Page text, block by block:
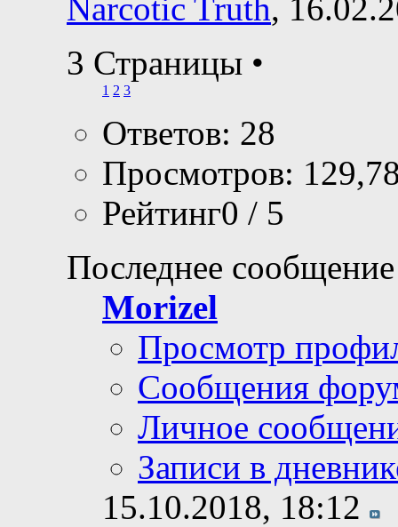
Narcotic Truth,
3 Страницы •
1 2 3
Ответов: 28
Просмотров:
Рейтинг0 / 5
Последнее
Morizel
Просмотр
Сообщения
Личное
Записи в
15.10.2018, 18:12